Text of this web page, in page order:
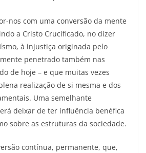
nos com uma conversão da mente
a Cristo Crucificado, no dizer
à injustiça originada pelo
penetrado também nas
de hoje – e que muitas vezes
realização de si mesma e dos
Uma semelhante
deixar de ter influência benéfica
sobre as estruturas da sociedade.
contínua, permanente, que,